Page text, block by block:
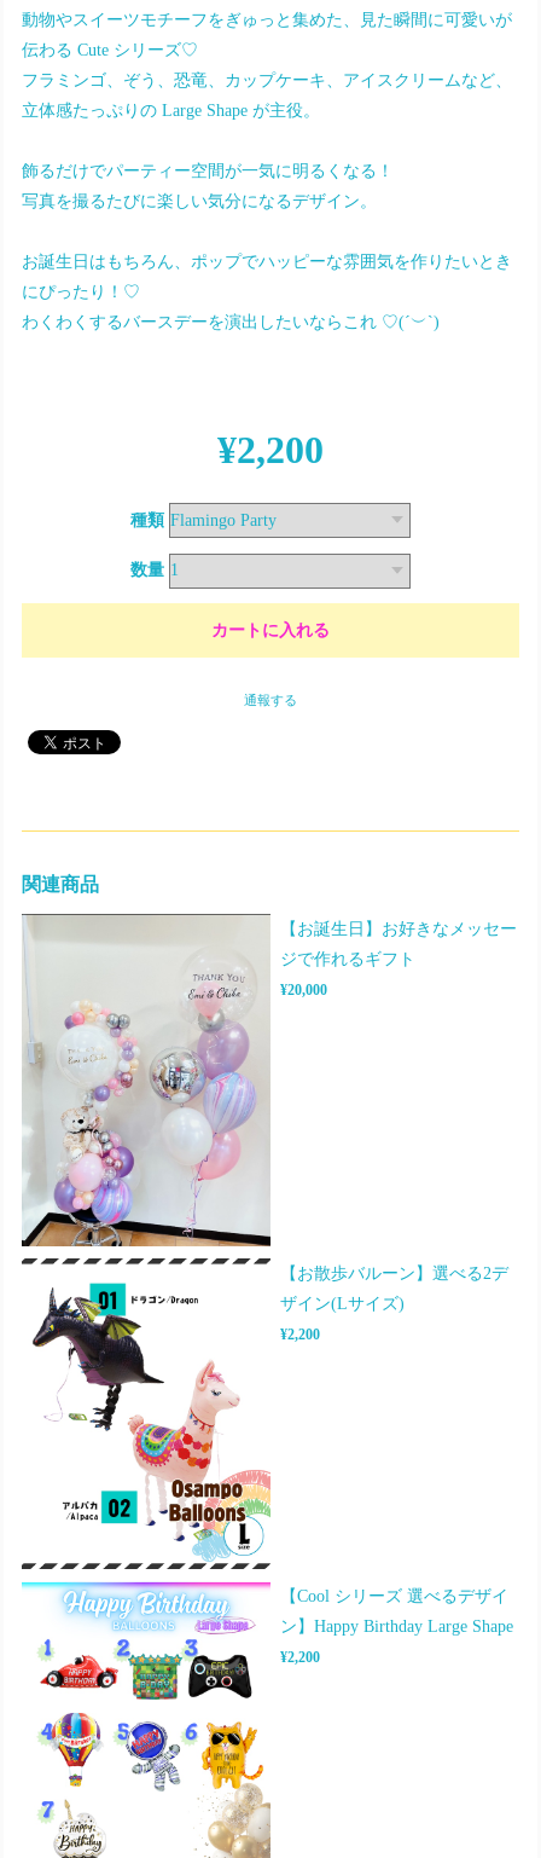
動物やスイーツモチーフをぎゅっと集めた、見た瞬間に可愛いが
伝わる Cute シリーズ♡
フラミンゴ、ぞう、恐竜、カップケーキ、アイスクリームなど、
立体感たっぷりの Large Shape が主役。
飾るだけでパーティー空間が一気に明るくなる！
写真を撮るたびに楽しい気分になるデザイン。
お誕生日はもちろん、ポップでハッピーな雰囲気を作りたいとき
にぴったり！♡
わくわくするバースデーを演出したいならこれ ♡(´︶`)
¥2,200
種類
数量
通報する
関連商品
【お誕生日】お好きなメッセー
ジで作れるギフト
¥20,000
【お散歩バルーン】選べる2デ
ザイン(Lサイズ)
¥2,200
【Cool シリーズ 選べるデザイ
ン】Happy Birthday Large Shape
¥2,200